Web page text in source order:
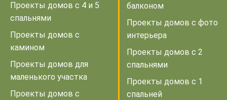
Проекты домов с 4 и 5
спальнями
Проекты домов с
камином
Проекты домов для
маленького участка
Проекты домов с
балконом
Проекты домов с фото
интерьера
Проекты домов с 2
спальнями
Проекты домов с 1
спальней